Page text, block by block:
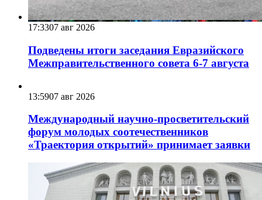
17:3307 авг 2026
Подведены итоги заседания Евразийского
Межправительственного совета 6-7 августа
13:5907 авг 2026
Международный научно-просветительский
форум молодых соотечественников
«Траектория открытий» принимает заявки